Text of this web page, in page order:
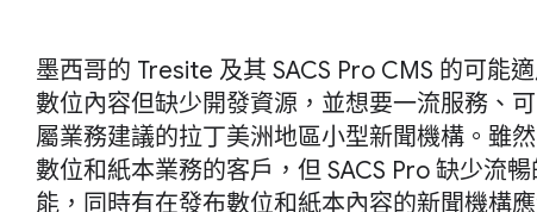
墨西哥的 Tresite 及其 SACS Pro CMS 的可能
數位內容但缺少開發資源，並想要一流服務、
屬業務建議的拉丁美洲地區小型新聞機構。雖
數位和紙本業務的客戶，但 SACS Pro 缺少流
能，同時有在發布數位和紙本內容的新聞機構